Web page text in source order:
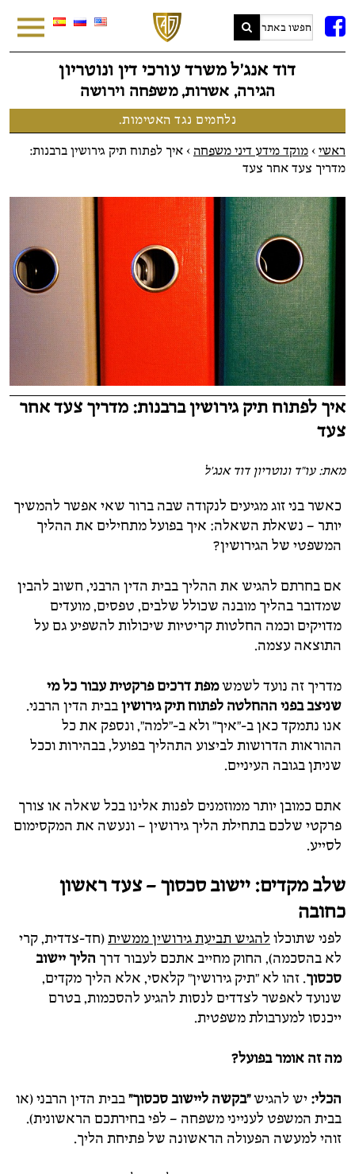
FB
דוד אנג׳ל משרד עורכי דין ונוטריון
הגירה, אשרות, משפחה וירושה
נלחמים נגד האטימות.
ראשי > מוקד מידע דיני משפחה > איך לפתוח תיק גירושין ברבנות:
מדריך צעד אחר צעד
איך לפתוח תיק גירושין ברבנות: מדריך צעד אחר
צעד
מאת: עו"ד ונוטריון דוד אנג'ל
כאשר בני זוג מגיעים לנקודה שבה ברור שאי אפשר להמשיך
יותר – נשאלת השאלה: איך בפועל מתחילים את ההליך
המשפטי של הגירושין?
אם בחרתם להגיש את ההליך בבית הדין הרבני, חשוב להבין
שמדובר בהליך מובנה שכולל שלבים, טפסים, מועדים
מדויקים וכמה החלטות קריטיות שיכולות להשפיע גם על
התוצאה עצמה.
מדריך זה נועד לשמשמפת דרכים פרקטית עבור כל מי
שניצב בפני ההחלטה לפתוח תיק גירושיןבבית הדין הרבני.
אנו נתמקד כאן ב-"איך" ולא ב-"למה", ונספק את כל
ההוראות הדרושות לביצוע התהליך בפועל, בבהירות וככל
שניתן בגובה העיניים.
אתם כמובן יותר ממוזמנים לפנות אלינו בכל שאלה או צורך
פרקטי שלכם בתחילת הליך גירושין – ונעשה את המקסימום
לסייע.
שלב מקדים: יישוב סכסוך – צעד ראשון
כחובה
לפני שתוכלו להגיש תביעת גירושין ממשית(חד-צדדית, קרי
לא בהסכמה), החוק מחייב אתכם לעבור דרך הליך יישוב
סכסוך. זהו לא "תיק גירושין" קלאסי, אלא הליך מקדים,
שנועד לאפשר לצדדים לנסות להגיע להסכמות, בטרם
ייכנסו למערבולת משפטית.
מה זה אומר בפועל?
הכלי: יש להגיש"בקשה ליישוב סכסוך"בבית הדין הרבני (או
בבית המשפט לענייני משפחה – לפי בחירתכם הראשונית).
זוהי למעשה הפעולה הראשונה של פתיחת הליך.